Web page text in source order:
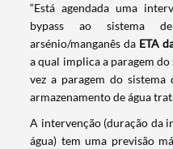
“Está agendada uma
bypass ao sistema
arsénio/manganês da ETA
a qual implica a paragem
vez a paragem do
armazenamento de água
A intervenção (duração da
água) tem uma previsão